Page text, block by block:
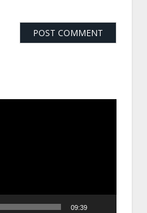
09:39